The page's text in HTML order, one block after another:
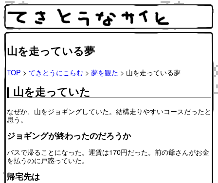
山を走っている夢
TOP > てきとうにこらむ > 夢を観た > 山を走っている夢
山を走っていた
なぜか、山をジョギングしていた。結構走りやすいコースだったと
思う。
ジョギングが終わったのだろうか
バスで帰ることになった。運賃は170円だった。前の爺さんがお金
を払うのに戸惑っていた。
帰宅先は